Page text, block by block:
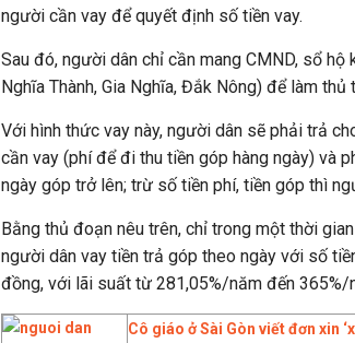
người cần vay để quyết định số tiền vay.
Sau đó, người dân chỉ cần mang CMND, sổ
Nghĩa Thành, Gia Nghĩa, Đắk Nông) để làm thủ
Với hình thức vay này, người dân sẽ phải trả
cần vay (phí để đi thu tiền góp hàng ngày) và
ngày góp trở lên; trừ số tiền phí, tiền góp thì
Bằng thủ đoạn nêu trên, chỉ trong một thời
người dân vay tiền trả góp theo ngày với số
đồng, với lãi suất từ 281,05%/năm đến 365%/
Cô giáo ở Sài Gòn viết đơn xin